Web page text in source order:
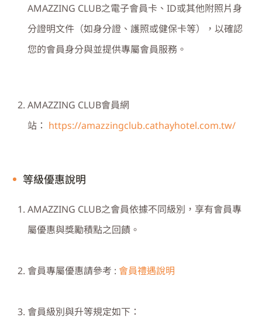
AMAZZING CLUB之電子會員卡、ID或其他附照片身
分證明文件（如身分證、護照或健保卡等），以確認
您的會員身分與並提供專屬會員服務。
AMAZZING CLUB會員網
站： https://amazzingclub.cathayhotel.com.tw/
等級優惠說明
AMAZZING CLUB之會員依據不同級別，享有會員專
屬優惠與獎勵積點之回饋。
會員專屬優惠請參考 : 會員禮遇說明
會員級別與升等規定如下：